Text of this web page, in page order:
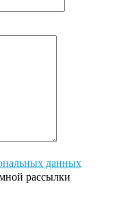
данных
рассылки